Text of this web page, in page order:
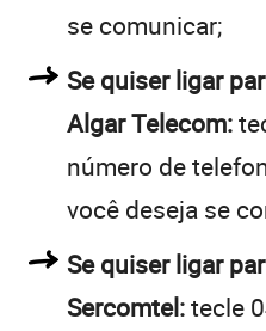
se comunicar;
Se quiser ligar
Algar Telecom:
número de
você deseja se
Se quiser ligar
Sercomtel:tecle